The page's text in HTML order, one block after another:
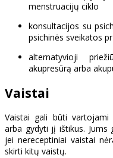
menstruacijų ciklo
konsultacijos su
psichinės sveikatos
alternatyvioji
akupresūrą arba
Vaistai
Vaistai gali būti vartojami
arba gydyti jį ištikus. Jums
jei nereceptiniai vaistai
skirti kitų vaistų.